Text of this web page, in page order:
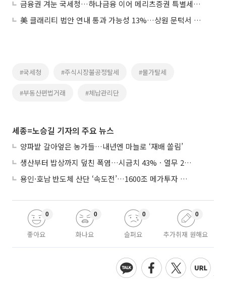
금융권 겨눈 국세청…하나금융 이어 메리츠증권 특별세무조사
美 클래리티 법안 연내 통과 가능성 13%…상원 문턱서 제동
#국세청 #주식시장불공정탈세 #물가탈세
#부동산편법거래 #체납관리단
세종=노승길 기자의 주요 뉴스
양파밭 갈아엎은 농가들…내년엔 마늘로 ‘재배 쏠림’
생산부터 밥상까지 덮친 폭염…시금치 43%ㆍ열무 28% 급등
용인·호남 반도체 산단 ‘속도전’…1600조 메가투자 이행 총력
좋아요
0
화나요
0
슬퍼요
0
추가취재 원해요
0